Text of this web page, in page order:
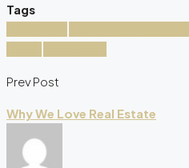
Tags
Prev Post
Why We Love Real Estate